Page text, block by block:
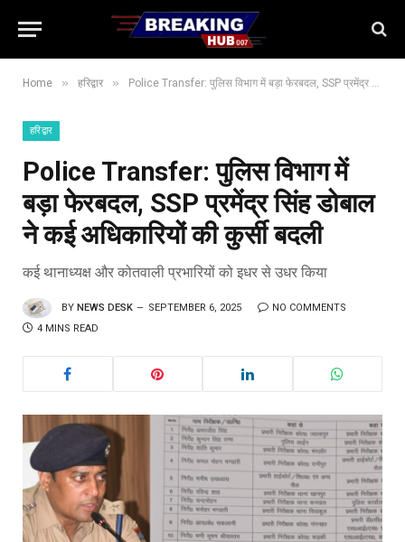
Home » हरिद्वार » Police Transfer: पुलिस विभाग में बड़ा फेरबदल, SSP प्रमेंद्र सिंह डोबाल ने कई अधिकारियों की कुर्सी बदली
हरिद्वार
Police Transfer: पुलिस विभाग में
बड़ा फेरबदल, SSP प्रमेंद्र सिंह डोबाल
ने कई अधिकारियों की कुर्सी बदली
कई थानाध्यक्ष और कोतवाली प्रभारियों को इधर से उधर किया
BY NEWS DESK SEPTEMBER 6, 2025
NO COMMENTS
4 MINS READ